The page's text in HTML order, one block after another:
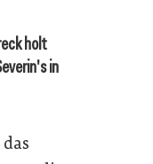
holt
in